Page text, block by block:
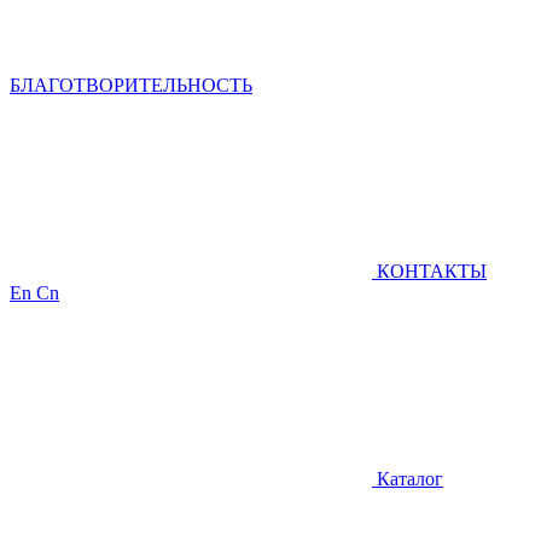
БЛАГОТВОРИТЕЛЬНОСТЬ
КОНТАКТЫ
En Cn
Каталог